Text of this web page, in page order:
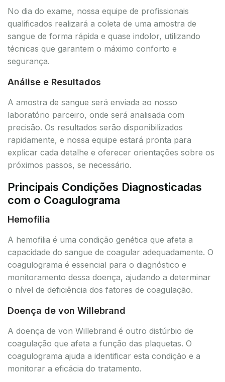
No dia do exame, nossa equipe de profissionais
qualificados realizará a coleta de uma amostra de
sangue de forma rápida e quase indolor, utilizando
técnicas que garantem o máximo conforto e
segurança.
Análise e Resultados
A amostra de sangue será enviada ao nosso
laboratório parceiro, onde será analisada com
precisão. Os resultados serão disponibilizados
rapidamente, e nossa equipe estará pronta para
explicar cada detalhe e oferecer orientações sobre os
próximos passos, se necessário.
Principais Condições Diagnosticadas
com o Coagulograma
Hemofilia
A hemofilia é uma condição genética que afeta a
capacidade do sangue de coagular adequadamente. O
coagulograma é essencial para o diagnóstico e
monitoramento dessa doença, ajudando a determinar
o nível de deficiência dos fatores de coagulação.
Doença de von Willebrand
A doença de von Willebrand é outro distúrbio de
coagulação que afeta a função das plaquetas. O
coagulograma ajuda a identificar esta condição e a
monitorar a eficácia do tratamento.